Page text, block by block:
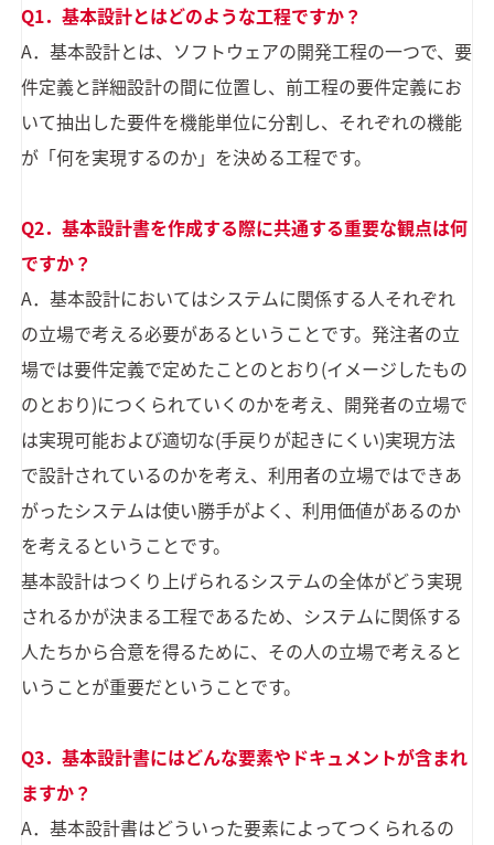
Q1．基本設計とはどのような工程ですか？
A．基本設計とは、ソフトウェアの開発工程の一つで、要
件定義と詳細設計の間に位置し、前工程の要件定義にお
いて抽出した要件を機能単位に分割し、それぞれの機能
が「何を実現するのか」を決める工程です。
Q2．基本設計書を作成する際に共通する重要な観点は何
ですか？
A．基本設計においてはシステムに関係する人それぞれ
の立場で考える必要があるということです。発注者の立
場では要件定義で定めたことのとおり(イメージしたもの
のとおり)につくられていくのかを考え、開発者の立場で
は実現可能および適切な(手戻りが起きにくい)実現方法
で設計されているのかを考え、利用者の立場ではできあ
がったシステムは使い勝手がよく、利用価値があるのか
を考えるということです。
基本設計はつくり上げられるシステムの全体がどう実現
されるかが決まる工程であるため、システムに関係する
人たちから合意を得るために、その人の立場で考えると
いうことが重要だということです。
Q3．基本設計書にはどんな要素やドキュメントが含まれ
ますか？
A．基本設計書はどういった要素によってつくられるの